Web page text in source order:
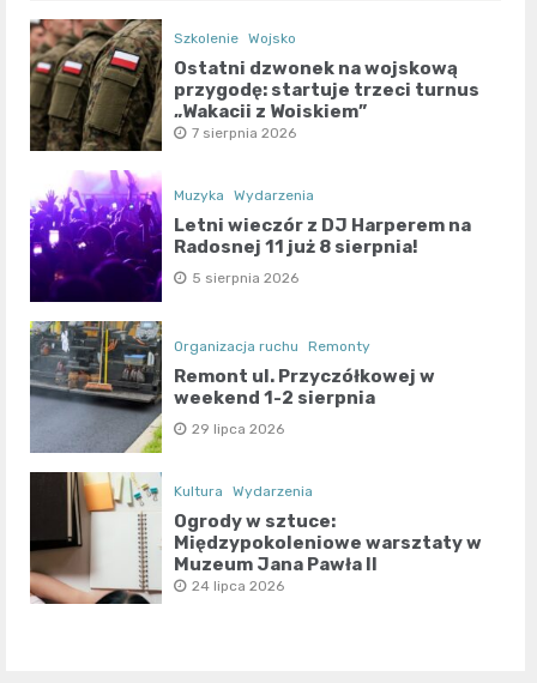
Szkolenie Wojsko
Ostatni dzwonek na wojskową
przygodę: startuje trzeci turnus
„Wakacji z Wojskiem”
7 sierpnia 2026
Muzyka Wydarzenia
Letni wieczór z DJ Harperem na
Radosnej 11 już 8 sierpnia!
5 sierpnia 2026
Organizacja ruchu Remonty
Remont ul. Przyczółkowej w
weekend 1-2 sierpnia
29 lipca 2026
Kultura Wydarzenia
Ogrody w sztuce:
Międzypokoleniowe warsztaty w
Muzeum Jana Pawła II
24 lipca 2026